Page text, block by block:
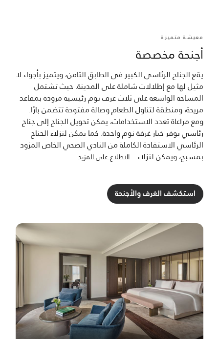
معيشة متميزة
أجنحة مخصصة
يقع الجناح الرئاسي الكبير في الطابق الثامن، ويتميز بأجواء لا
مثيل لها مع إطلالات شاملة على المدينة. حيث تشتمل
المساحة الواسعة على ثلاث غرف نوم رئيسية مزودة بمقاعد
مريحة، ومنطقة لتناول الطعام وصالة مفتوحة تتضمن بارًا.
ومع مراعاة تعدد الاستخدامات، يمكن تحويل الجناح إلى جناح
رئاسي يوفر خيار غرفة نوم واحدة. كما يمكن لنزلاء الجناح
الرئاسي الاستفادة الكاملة من النادي الصحي الخاص المزود
بمسبح، ويمكن لنزلاء...الاطلاع على المزيد
استكشف الغرف والأجنحة